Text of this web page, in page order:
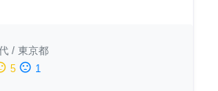
/ 東京都
5 sentiment_dissatisfied 1